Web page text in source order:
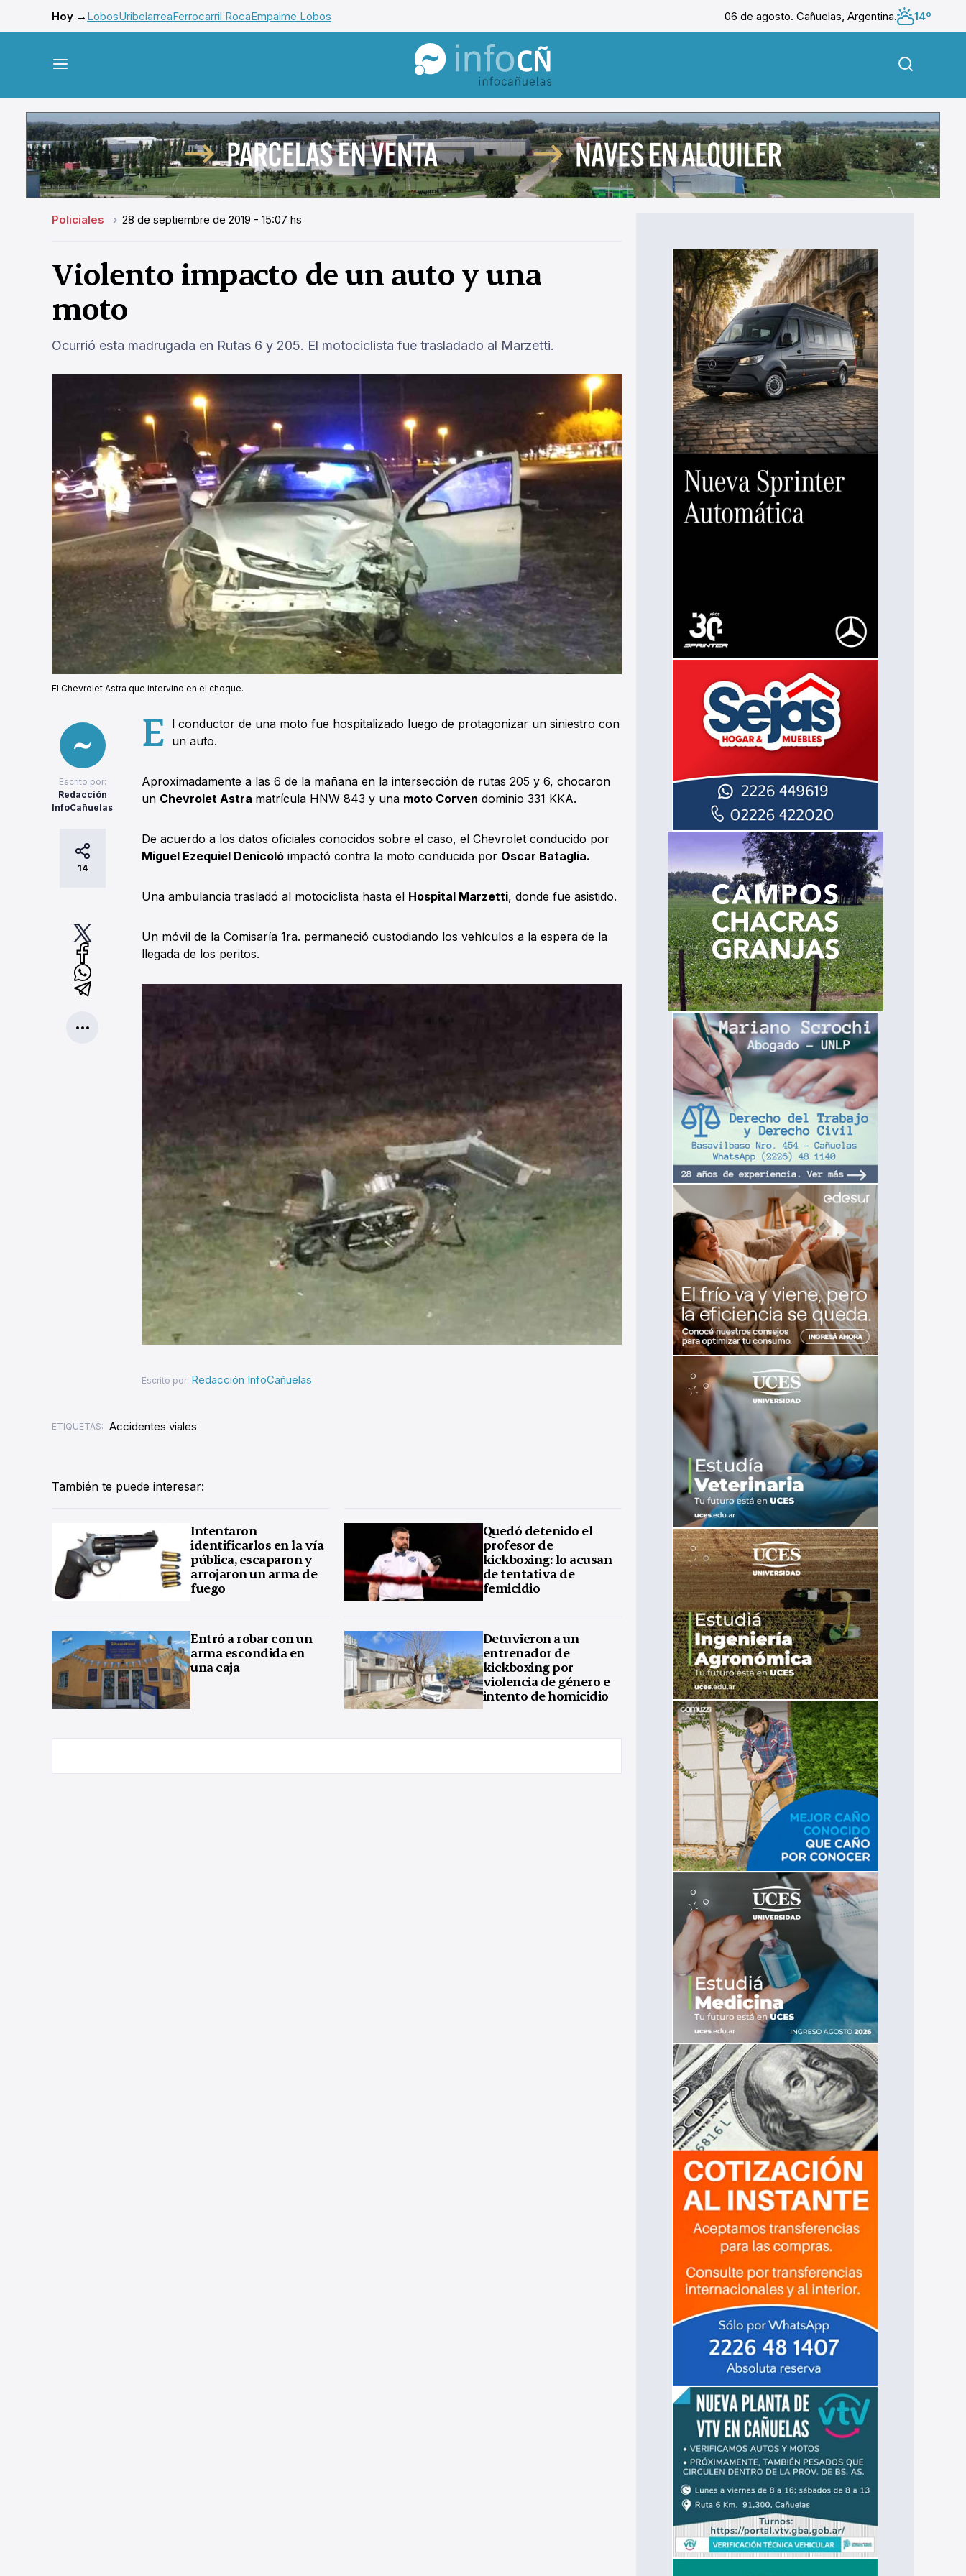
Hoy → LobosUribelarreaFerrocarril RocaEmpalme Lobos 06 de agosto. Cañuelas, Argentina.
14º
InfoCañuelas
Policiales 28 de septiembre de 2019 - 15:07 hs
Violento impacto de un auto y una
moto
Ocurrió esta madrugada en Rutas 6 y 205. El motociclista fue trasladado al Marzetti.
El Chevrolet Astra que intervino en el choque.
Escrito por:
Redacción
InfoCañuelas
14
E l conductor de una moto fue hospitalizado luego de protagonizar un siniestro con
un auto.
Aproximadamente a las 6 de la mañana en la intersección de rutas 205 y 6, chocaron
un Chevrolet Astra matrícula HNW 843 y una moto Corven dominio 331 KKA.
De acuerdo a los datos oficiales conocidos sobre el caso, el Chevrolet conducido por
Miguel Ezequiel Denicoló impactó contra la moto conducida por Oscar Bataglia.
Una ambulancia trasladó al motociclista hasta el Hospital Marzetti, donde fue asistido.
Un móvil de la Comisaría 1ra. permaneció custodiando los vehículos a la espera de la
llegada de los peritos.
Escrito por: Redacción InfoCañuelas
ETIQUETAS: Accidentes viales
También te puede interesar:
Intentaron
identificarlos en la vía
pública, escaparon y
arrojaron un arma de
fuego
Quedó detenido el
profesor de
kickboxing: lo acusan
de tentativa de
femicidio
Entró a robar con un
arma escondida en
una caja
Detuvieron a un
entrenador de
kickboxing por
violencia de género e
intento de homicidio